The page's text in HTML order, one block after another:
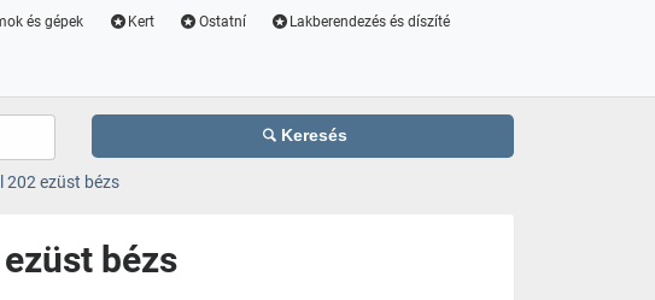
és gépek Kert Ostatní Lakberendezés és díszíté
Keresés
202 ezüst bézs
bézs